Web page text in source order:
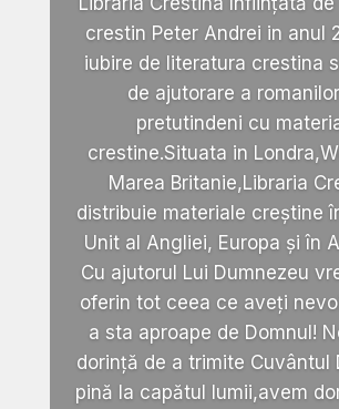
crestin Peter Andrei in anul
iubire de literatura crestina
de ajutorare a
pretutindeni cu
crestine.Situata in
Marea Britanie,Libraria
distribuie materiale creștine
Unit al Angliei, Europa și în
Cu ajutorul Lui Dumnezeu
oferin tot ceea ce aveți
a sta aproape de Domnul!
dorință de a trimite Cuvântul
pină la capătul lumii,avem